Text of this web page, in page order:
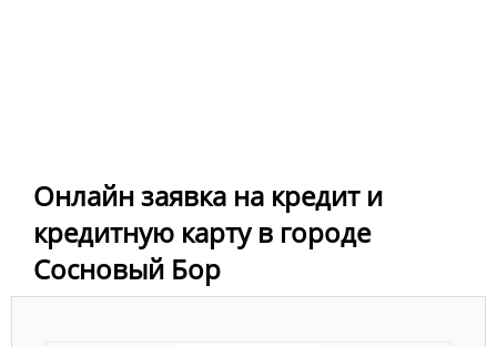
Онлайн заявка на кредит и
кредитную карту в городе
Сосновый Бор